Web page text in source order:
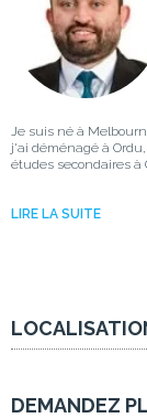
Je suis né à
j'ai déménagé à
études secondaires à
LIRE LA SUITE
DEMANDEZ